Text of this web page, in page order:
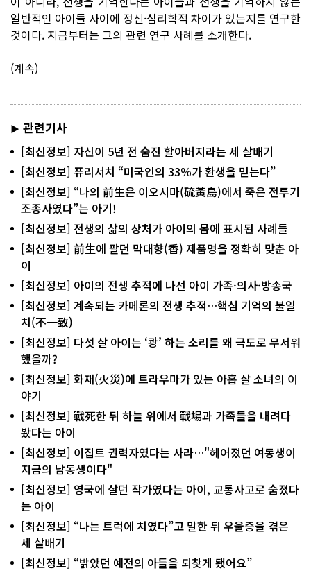
일반적인 아이들 사이에 정신·심리학적 차이가 있는지를 연구한
것이다. 지금부터는 그의 관련 연구 사례를 소개한다.
(계속)
▶ 관련기사
[최신정보] 자신이 5년 전 숨진 할아버지라는 세 살배기
[최신정보] 퓨리서치 “미국인의 33％가 환생을 믿는다”
[최신정보] “나의 前生은 이오시마(硫黃島)에서 죽은 전투기
조종사였다”는 아기!
[최신정보] 전생의 삶의 상처가 아이의 몸에 표시된 사례들
[최신정보] 前生에 팔던 막대향(香) 제품명을 정확히 맞춘 아
이
[최신정보] 아이의 전생 추적에 나선 아이 가족·의사·방송국
[최신정보] 계속되는 카메론의 전생 추적…핵심 기억의 불일
치(不一致)
[최신정보] 다섯 살 아이는 ‘쾅’ 하는 소리를 왜 극도로 무서워
했을까?
[최신정보] 화재(火災)에 트라우마가 있는 아홉 살 소녀의 이
야기
[최신정보] 戰死한 뒤 하늘 위에서 戰場과 가족들을 내려다
봤다는 아이
[최신정보] 이집트 권력자였다는 사라…"헤어졌던 여동생이
지금의 남동생이다"
[최신정보] 영국에 살던 작가였다는 아이, 교통사고로 숨졌다
는 아이
[최신정보] “나는 트럭에 치였다”고 말한 뒤 우울증을 겪은
세 살배기
[최신정보] “밝았던 예전의 아들을 되찾게 됐어요”